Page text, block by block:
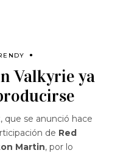
Valkyrie ya
que se anunció hace
de Red
Martin, por lo